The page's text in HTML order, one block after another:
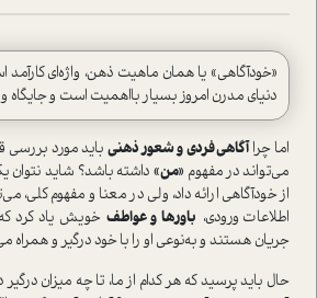
«خودآگاهی» یا همان ماهیت ذهن، واژه‌ای
دنیای مدرن امروز بسیار با‌اهمیت است و جایگاه
اما چراآگاهی فردی و شعور ذهنیباید مورد بررسی
می‌تواند در مفهوم «من» داشته باشد؟ شاید
از خودآگاهی ارائه داد، ولی در معنا و مفهوم کلی،
اطلاعات ورودی، باورها و عواطف خویش یاد کرد
جریان هستند و به‌نوعی او را با خود درگیر و همراه
حال باید پرسید که هر کدام از ما، تا چه میزان